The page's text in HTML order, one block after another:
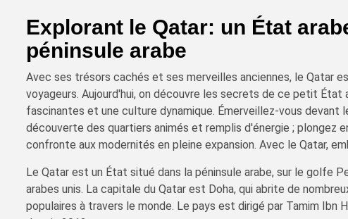
Explorant le Qatar: un État
péninsule arabe
Avec ses trésors cachés et ses merveilles anciennes, le Qatar
voyageurs. Aujourd'hui, on découvre les secrets de ce petit
fascinantes et une culture dynamique. Émerveillez-vous devant
découverte des quartiers animés et remplis d'énergie ; plongez
confronte aux modernités en pleine expansion. Avec le Qatar,
Le Qatar est un État situé dans la péninsule arabe, sur le golfe
arabes unis. La capitale du Qatar est Doha, qui abrite de
populaires à travers le monde. Le pays est dirigé par Tamim Ibn